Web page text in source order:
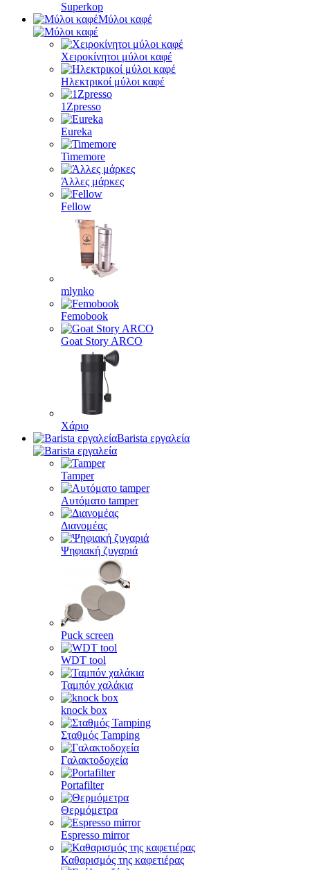
Superkop
Μύλοι καφέ
Χειροκίνητοι μύλοι καφέ
Ηλεκτρικοί μύλοι καφέ
1Zpresso
Eureka
Timemore
Άλλες μάρκες
Fellow
mlynko
Femobook
Goat Story ARCO
Χάριο
Barista εργαλεία
Tamper
Αυτόματο tamper
Διανομέας
Ψηφιακή ζυγαριά
Puck screen
WDT tool
Ταμπόν χαλάκια
knock box
Σταθμός Tamping
Γαλακτοδοχεία
Portafilter
Θερμόμετρα
Espresso mirror
Καθαρισμός της καφετιέρας